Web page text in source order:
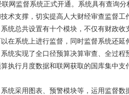
联网监督系统正式开通。系统具有查询
术支撑，切实提高人大财经审查监督
总共设置有十个模块，不仅有财政收
在系统上进行监督，同时监督系统还
实现了全口径预算决算审查、全过程
执行月度数据和联网获取的国库集中
采用图表、预警模块等，运用监督数